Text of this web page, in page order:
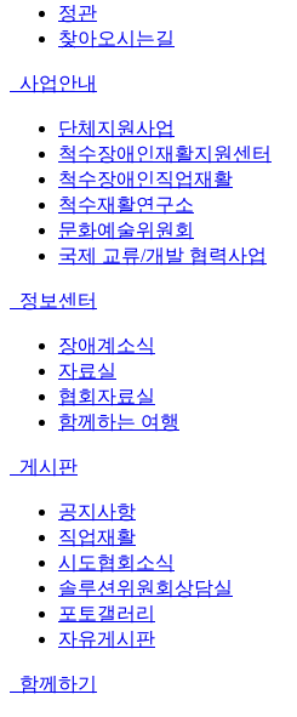
정관
찾아오시는길
사업안내
단체지원사업
척수장애인재활지원센터
척수장애인직업재활
척수재활연구소
문화예술위원회
국제 교류/개발 협력사업
정보센터
장애계소식
자료실
협회자료실
함께하는 여행
게시판
공지사항
직업재활
시도협회소식
솔루션위원회상담실
포토갤러리
자유게시판
함께하기